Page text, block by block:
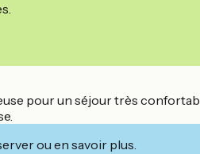
pour un séjour très
ou en savoir plus.